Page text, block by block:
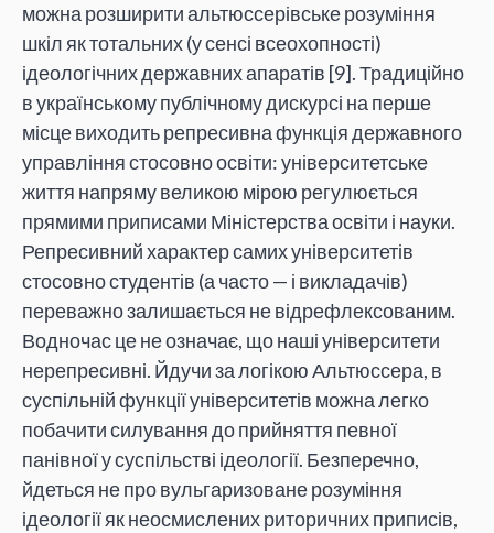
можна розширити альтюссерівське розуміння
шкіл як тотальних (у сенсі всеохопності)
ідеологічних державних апаратів [9]. Традиційно
в українському публічному дискурсі на перше
місце виходить репресивна функція державного
управління стосовно освіти: університетське
життя напряму великою мірою регулюється
прямими приписами Міністерства освіти і науки.
Репресивний характер самих університетів
стосовно студентів (а часто — і викладачів)
переважно залишається не відрефлексованим.
Водночас це не означає, що наші університети
нерепресивні. Йдучи за логікою Альтюссера, в
суспільній функції університетів можна легко
побачити силування до прийняття певної
панівної у суспільстві ідеології. Безперечно,
йдеться не про вульгаризоване розуміння
ідеології як неосмислених риторичних приписів,